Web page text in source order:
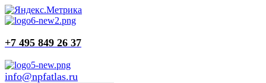
+7 495 849 26 37
info@npfatlas.ru